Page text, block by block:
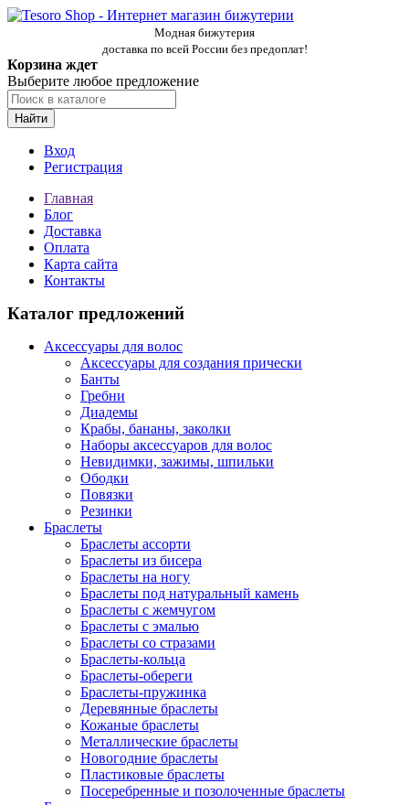
Модная бижутерия
доставка по всей России без предоплат!
Корзина ждет
Выберите любое предложение
Найти
Вход
Регистрация
Главная
Блог
Доставка
Оплата
Карта сайта
Контакты
Каталог предложений
Аксессуары для волос
Аксессуары для создания прически
Банты
Гребни
Диадемы
Крабы, бананы, заколки
Наборы аксессуаров для волос
Невидимки, зажимы, шпильки
Ободки
Повязки
Резинки
Браслеты
Браслеты ассорти
Браслеты из бисера
Браслеты на ногу
Браслеты под натуральный камень
Браслеты с жемчугом
Браслеты с эмалью
Браслеты со стразами
Браслеты-кольца
Браслеты-обереги
Браслеты-пружинка
Деревянные браслеты
Кожаные браслеты
Металлические браслеты
Новогодние браслеты
Пластиковые браслеты
Посеребренные и позолоченные браслеты